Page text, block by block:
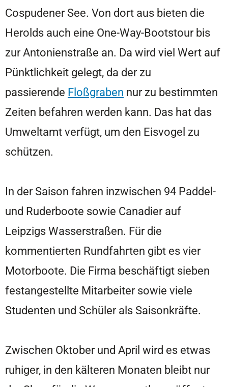
Cospudener See. Von dort aus bieten die
Herolds auch eine One-Way-Bootstour bis
zur Antonienstraße an. Da wird viel Wert auf
Pünktlichkeit gelegt, da der zu
passierende Floßgraben nur zu bestimmten
Zeiten befahren werden kann. Das hat das
Umweltamt verfügt, um den Eisvogel zu
schützen.
In der Saison fahren inzwischen 94 Paddel-
und Ruderboote sowie Canadier auf
Leipzigs Wasserstraßen. Für die
kommentierten Rundfahrten gibt es vier
Motorboote. Die Firma beschäftigt sieben
festangestellte Mitarbeiter sowie viele
Studenten und Schüler als Saisonkräfte.
Zwischen Oktober und April wird es etwas
ruhiger, in den kälteren Monaten bleibt nur